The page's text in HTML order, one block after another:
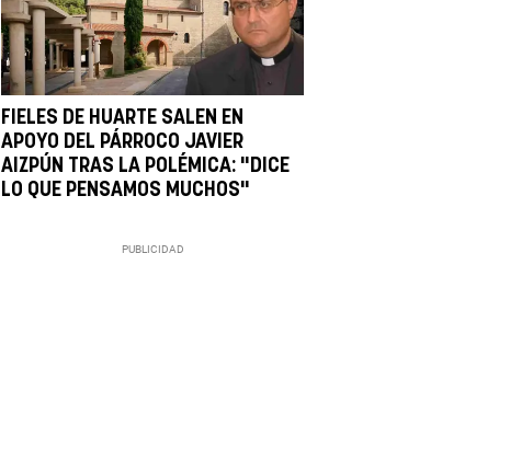
FIELES DE HUARTE SALEN EN
APOYO DEL PÁRROCO JAVIER
AIZPÚN TRAS LA POLÉMICA: "DICE
LO QUE PENSAMOS MUCHOS"